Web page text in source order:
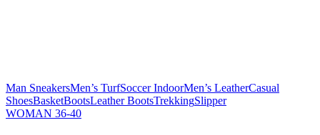
Man SneakersMen’s TurfSoccer IndoorMen’s LeatherCasual
ShoesBasketBootsLeather BootsTrekkingSlipper
WOMAN 36-40